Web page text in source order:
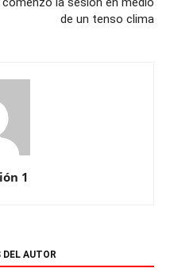
de un tenso clima
1
DEL AUTOR